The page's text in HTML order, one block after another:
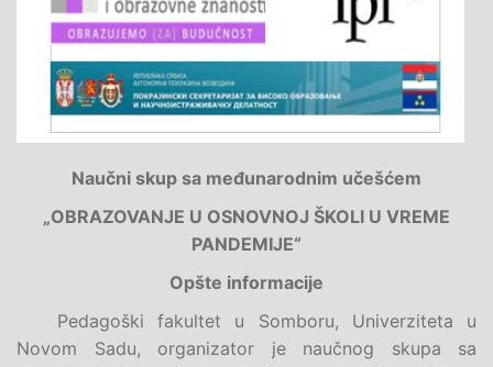
Naučni skup sa međunarodnim učešćem
„OBRAZOVANJE U OSNOVNOJ ŠKOLI U VREME
PANDEMIJE“
Opšte informacije
Pedagoški fakultet u Somboru, Univerziteta u
Novom Sadu, organizator je naučnog skupa sa